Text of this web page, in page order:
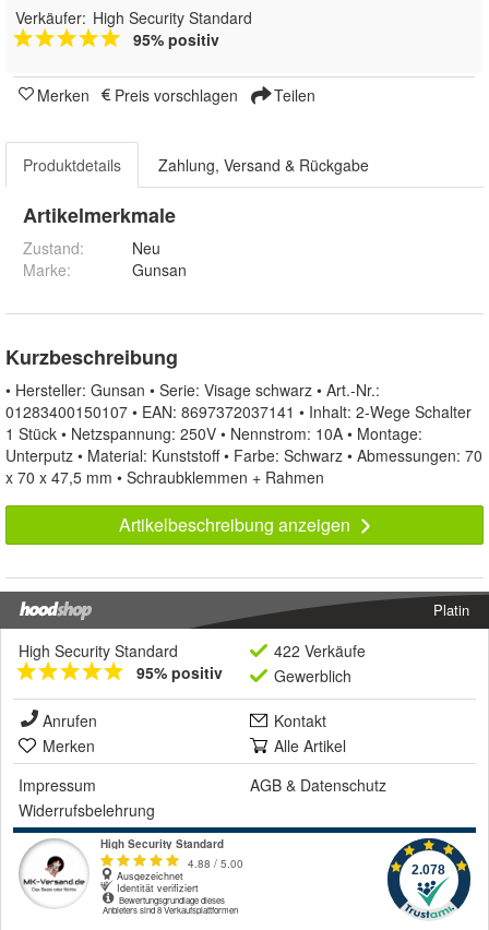
Verkäufer: High Security Standard
95% positiv
Merken Preis vorschlagen Teilen
Produktdetails Zahlung, Versand & Rückgabe
Artikelmerkmale
Zustand:
Neu
Marke:
Gunsan
Kurzbeschreibung
• Hersteller: Gunsan • Serie: Visage schwarz • Art.-Nr.:
01283400150107 • EAN: 8697372037141 • Inhalt: 2-Wege Schalter
1 Stück • Netzspannung: 250V • Nennstrom: 10A • Montage:
Unterputz • Material: Kunststoff • Farbe: Schwarz • Abmessungen: 70
x 70 x 47,5 mm • Schraubklemmen + Rahmen
Artikelbeschreibung anzeigen
Platin
High Security Standard
95% positiv
422 Verkäufe
Gewerblich
Anrufen
Kontakt
Merken
Alle Artikel
Impressum
AGB & Datenschutz
Widerrufsbelehrung